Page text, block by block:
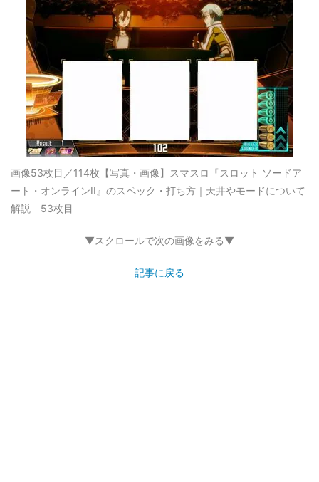
画像53枚目／114枚 【写真・画像】スマスロ『スロット ソードア
ート・オンラインII』のスペック・打ち方｜天井やモードについて
解説 53枚目
▼スクロールで次の画像をみる▼
記事に戻る